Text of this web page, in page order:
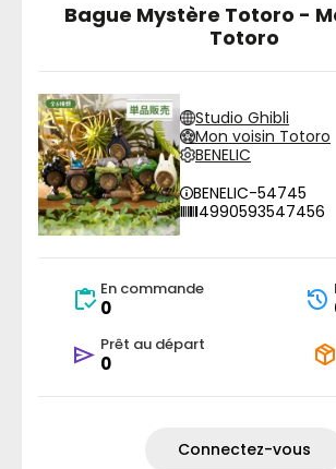
Bague Mystère Totoro -
Totoro
Studio Ghibli
Mon voisin Totoro
BENELIC
BENELIC-54745
4990593547456
En commande
0
Prêt au départ
0
Connectez-vous